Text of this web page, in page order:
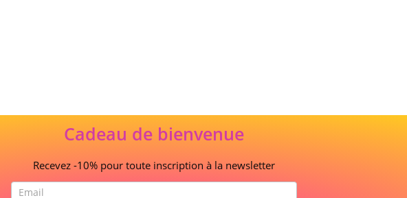
Cadeau de bienvenue
Recevez -10% pour toute inscription à la newsletter